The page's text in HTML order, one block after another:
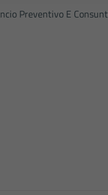
Preventivo E